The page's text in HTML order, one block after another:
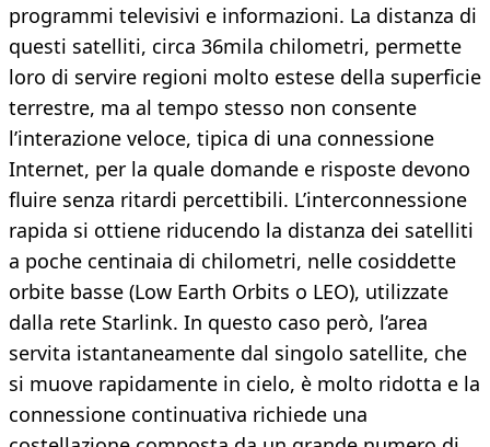
programmi televisivi e informazioni. La distanza di
questi satelliti, circa 36mila chilometri, permette
loro di servire regioni molto estese della superficie
terrestre, ma al tempo stesso non consente
l’interazione veloce, tipica di una connessione
Internet, per la quale domande e risposte devono
fluire senza ritardi percettibili. L’interconnessione
rapida si ottiene riducendo la distanza dei satelliti
a poche centinaia di chilometri, nelle cosiddette
orbite basse (Low Earth Orbits o LEO), utilizzate
dalla rete Starlink. In questo caso però, l’area
servita istantaneamente dal singolo satellite, che
si muove rapidamente in cielo, è molto ridotta e la
connessione continuativa richiede una